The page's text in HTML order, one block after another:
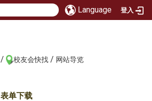
Language 登入
/ 校友会快找 / 网站导览
表单下载